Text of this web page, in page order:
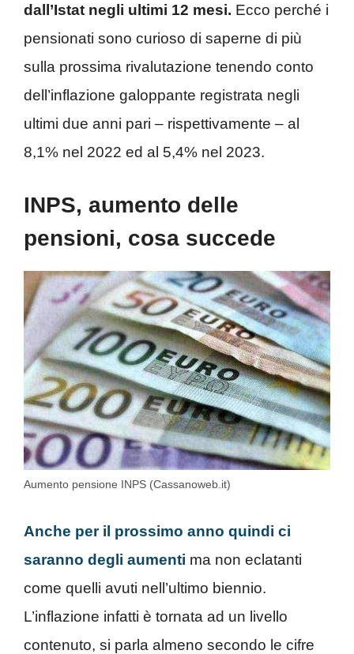
dall’Istat negli ultimi 12 mesi. Ecco perché i
pensionati sono curioso di saperne di più
sulla prossima rivalutazione tenendo conto
dell’inflazione galoppante registrata negli
ultimi due anni pari – rispettivamente – al
8,1% nel 2022 ed al 5,4% nel 2023.
INPS, aumento delle
pensioni, cosa succede
Aumento pensione INPS (Cassanoweb.it)
Anche per il prossimo anno quindi ci
saranno degli aumenti ma non eclatanti
come quelli avuti nell’ultimo biennio.
L’inflazione infatti è tornata ad un livello
contenuto, si parla almeno secondo le cifre